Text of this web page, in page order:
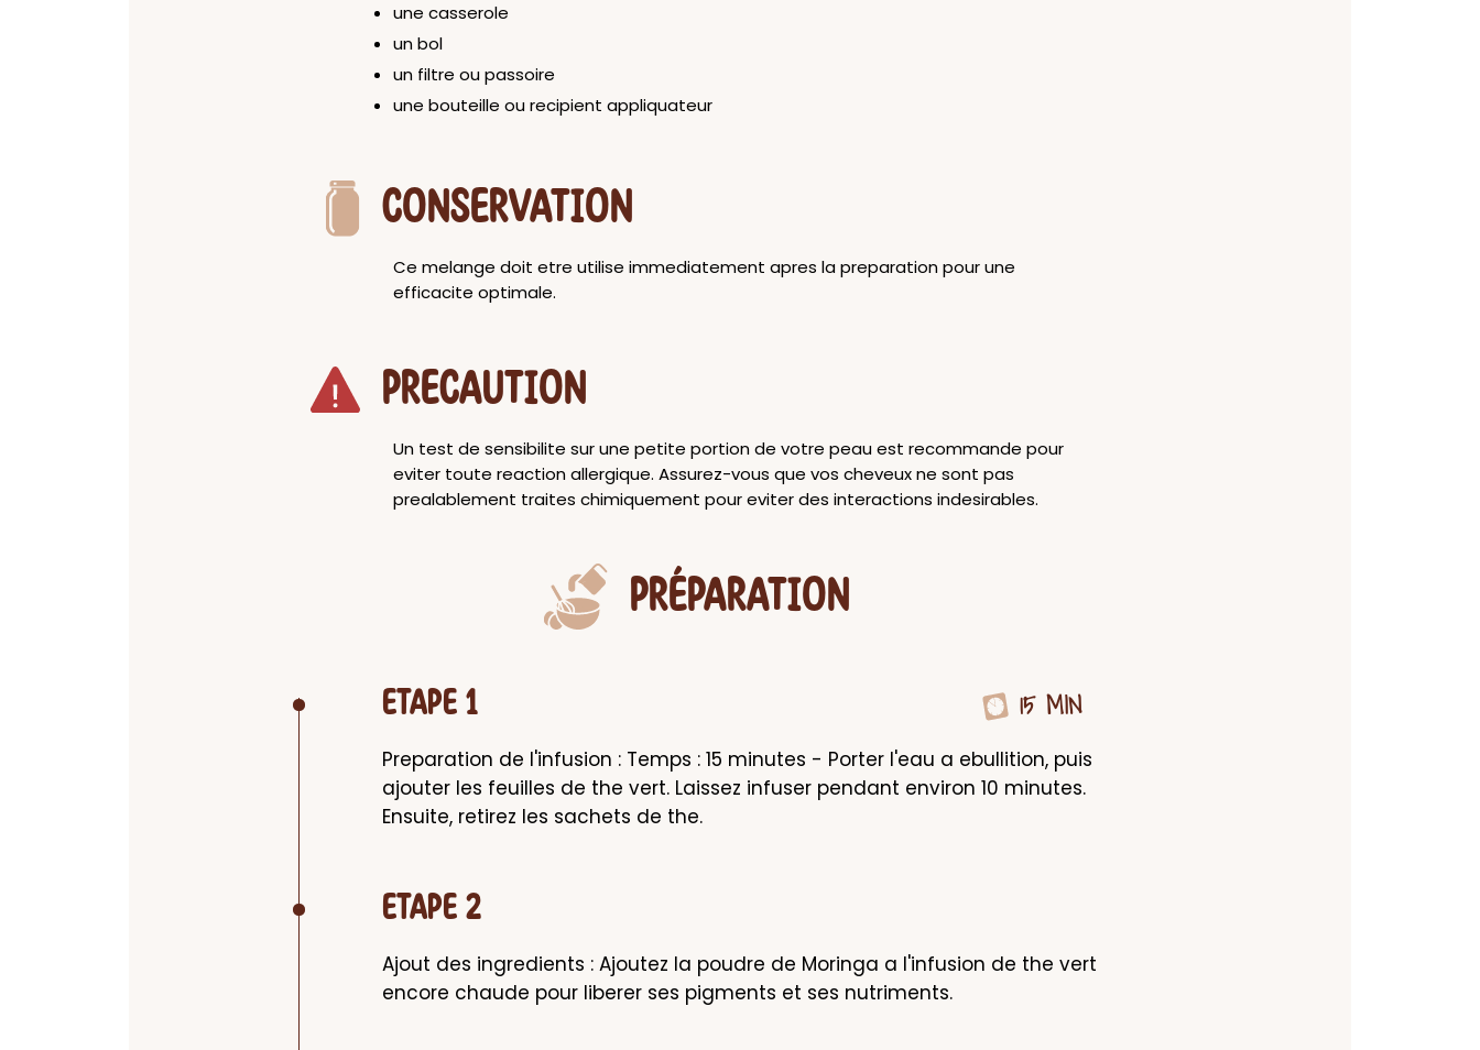
une casserole
un bol
un filtre ou passoire
une bouteille ou recipient appliquateur
CONSERVATION
Ce melange doit etre utilise immediatement apres la preparation pour une
efficacite optimale.
PRECAUTION
Un test de sensibilite sur une petite portion de votre peau est recommande pour
eviter toute reaction allergique. Assurez-vous que vos cheveux ne sont pas
prealablement traites chimiquement pour eviter des interactions indesirables.
PRÉPARATION
ETAPE 1 15 MIN
Preparation de l'infusion : Temps : 15 minutes - Porter l'eau a ebullition, puis
ajouter les feuilles de the vert. Laissez infuser pendant environ 10 minutes.
Ensuite, retirez les sachets de the.
ETAPE 2
Ajout des ingredients : Ajoutez la poudre de Moringa a l'infusion de the vert
encore chaude pour liberer ses pigments et ses nutriments.